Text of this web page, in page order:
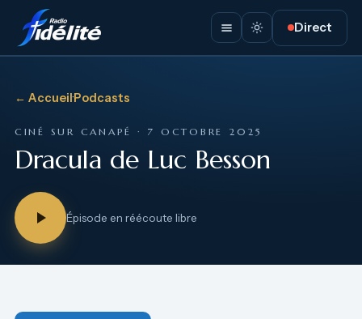
Direct
← Accueil·Podcasts
CINÉ SUR CANAPÉ · 7 OCTOBRE 2025
Dracula de Luc Besson
Épisode en réécoute libre